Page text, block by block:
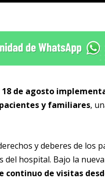
de agosto
y familiares,
y deberes de los
del hospital. Bajo la
de visitas